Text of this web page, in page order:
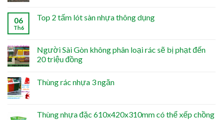
06
Th6
Top 2 tấm lót sàn nhựa thông dụng
Người Sài Gòn không phân loại rác sẽ bị phạt đến
20 triệu đồng
Thùng rác nhựa 3 ngăn
Thùng nhựa đặc 610x420x310mm có thể xếp chồng